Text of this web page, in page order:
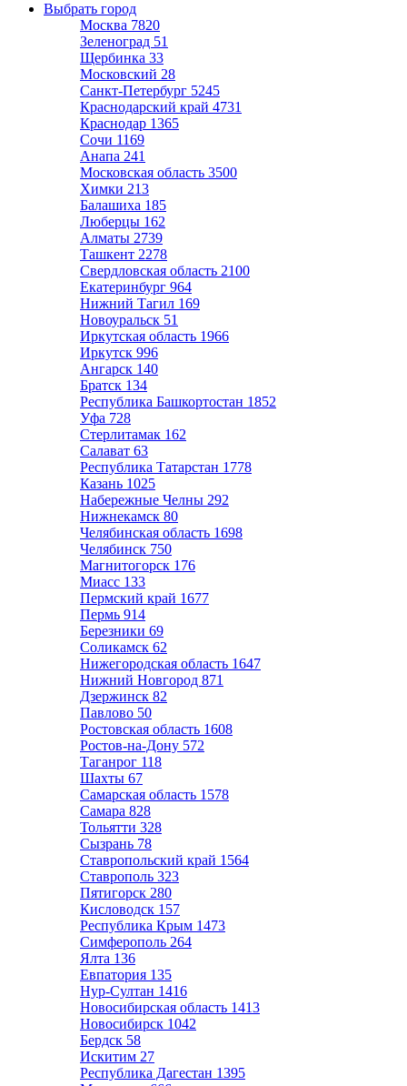
Выбрать город
Москва 7820
Зеленоград 51
Щербинка 33
Московский 28
Санкт-Петербург 5245
Краснодарский край 4731
Краснодар 1365
Сочи 1169
Анапа 241
Московская область 3500
Химки 213
Балашиха 185
Люберцы 162
Алматы 2739
Ташкент 2278
Свердловская область 2100
Екатеринбург 964
Нижний Тагил 169
Новоуральск 51
Иркутская область 1966
Иркутск 996
Ангарск 140
Братск 134
Республика Башкортостан 1852
Уфа 728
Стерлитамак 162
Салават 63
Республика Татарстан 1778
Казань 1025
Набережные Челны 292
Нижнекамск 80
Челябинская область 1698
Челябинск 750
Магнитогорск 176
Миасс 133
Пермский край 1677
Пермь 914
Березники 69
Соликамск 62
Нижегородская область 1647
Нижний Новгород 871
Дзержинск 82
Павлово 50
Ростовская область 1608
Ростов-на-Дону 572
Таганрог 118
Шахты 67
Самарская область 1578
Самара 828
Тольятти 328
Сызрань 78
Ставропольский край 1564
Ставрополь 323
Пятигорск 280
Кисловодск 157
Республика Крым 1473
Симферополь 264
Ялта 136
Евпатория 135
Нур-Султан 1416
Новосибирская область 1413
Новосибирск 1042
Бердск 58
Искитим 27
Республика Дагестан 1395